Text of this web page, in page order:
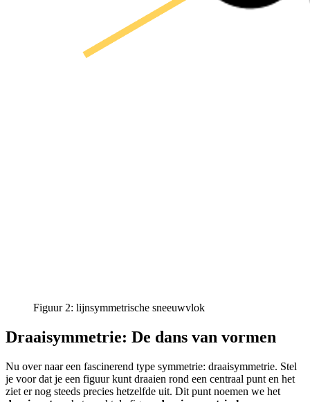
Figuur 2: lijnsymmetrische sneeuwvlok
Draaisymmetrie: De dans van vormen
Nu over naar een fascinerend type symmetrie: draaisymmetrie. Stel
je voor dat je een figuur kunt draaien rond een centraal punt en het
ziet er nog steeds precies hetzelfde uit. Dit punt noemen we het